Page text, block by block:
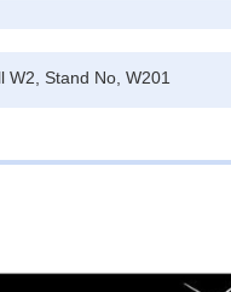
W2, Stand No, W201